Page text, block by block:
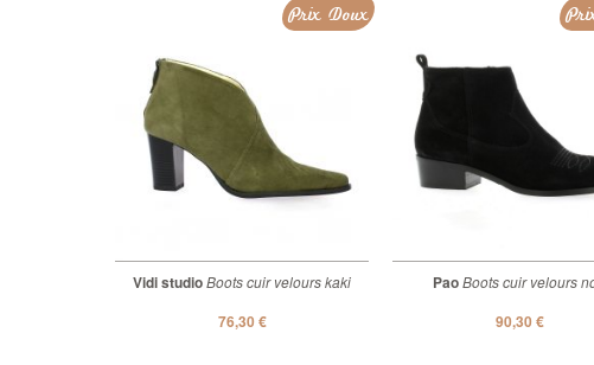
Vidi studioBoots cuir velours kaki
76,30 €
Prix Doux
PaoBoots cuir velours
90,30 €